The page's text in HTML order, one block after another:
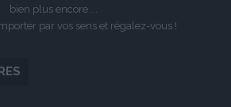
bien plus encore ...
par vos sens et régalez-vous !